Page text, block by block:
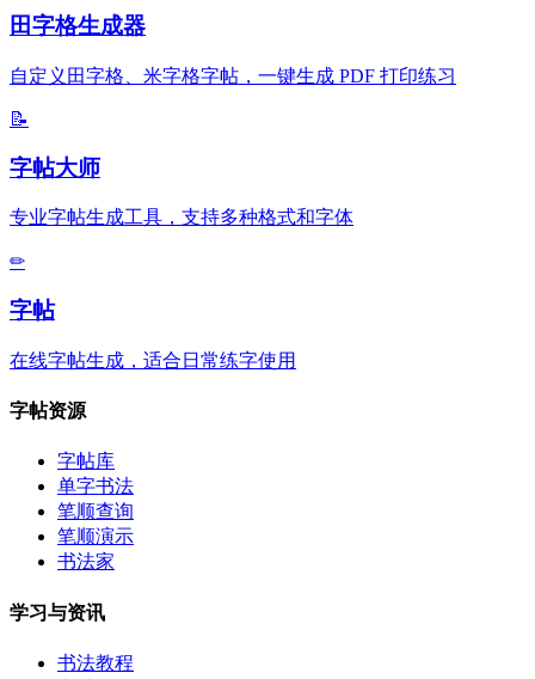
田字格生成器
自定义田字格、米字格字帖，一键生成 PDF 打印练习
📝
字帖大师
专业字帖生成工具，支持多种格式和字体
✏
字帖
在线字帖生成，适合日常练字使用
字帖资源
字帖库
单字书法
笔顺查询
笔顺演示
书法家
学习与资讯
书法教程